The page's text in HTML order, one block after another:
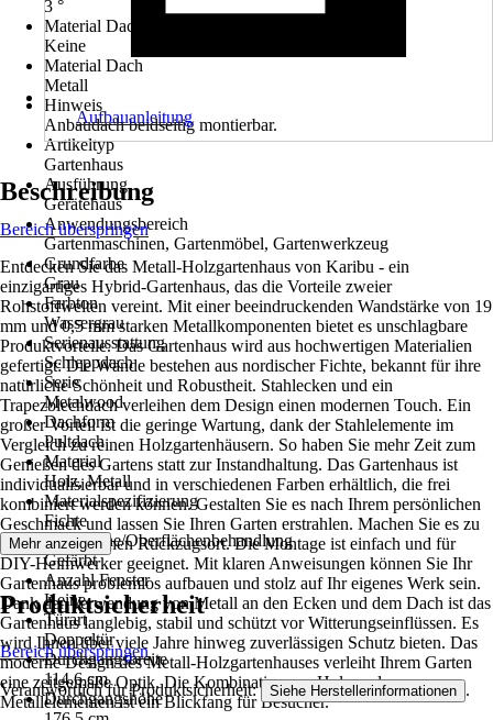
3 °
Material Dacheindeckung
Keine
Material Dach
Metall
Hinweis
Anbaudach beidseitig montierbar.
Artikeltyp
Gartenhaus
Ausführung
Gerätehaus
Anwendungsbereich
Gartenmaschinen, Gartenmöbel, Gartenwerkzeug
Grundfarbe
Grau
Farbton
Wassergrau
Serienausstattung
Schleppdach
Serie
Metalwood
Dachform
Pultdach
Material
Holz, Metall
Materialspezifizierung
Fichte
Oberfläche/Oberflächenbehandlung
Gefärbt
Anzahl Fenster
Keine
Türart
Doppeltür
Durchgangsbreite
114,6 cm
Durchgangshöhe
Aufbauanleitung
Beschreibung
Bereich überspringen
Entdecken Sie das Metall-Holzgartenhaus von Karibu - ein
einzigartiges Hybrid-Gartenhaus, das die Vorteile zweier
Rohstoffwelten vereint. Mit einer beeindruckenden Wandstärke von 19
mm und 0,5 mm starken Metallkomponenten bietet es unschlagbare
Produktvorteile. Das Gartenhaus wird aus hochwertigen Materialien
gefertigt: Die Wände bestehen aus nordischer Fichte, bekannt für ihre
natürliche Schönheit und Robustheit. Stahlecken und ein
Trapezblechdach verleihen dem Design einen modernen Touch. Ein
großer Vorteil ist die geringe Wartung, dank der Stahlelemente im
Vergleich zu reinen Holzgartenhäusern. So haben Sie mehr Zeit zum
Genießen des Gartens statt zur Instandhaltung. Das Gartenhaus ist
individualisierbar und in verschiedenen Farben erhältlich, die frei
kombiniert werden können. Gestalten Sie es nach Ihrem persönlichen
Geschmack und lassen Sie Ihren Garten erstrahlen. Machen Sie es zu
Ihrem persönlichen Rückzugsort. Die Montage ist einfach und für
DIY-Heimwerker geeignet. Mit klaren Anweisungen können Sie Ihr
Gartenhaus problemlos aufbauen und stolz auf Ihr eigenes Werk sein.
Dank der Verwendung von Metall an den Ecken und dem Dach ist das
Gartenhaus langlebig, stabil und schützt vor Witterungseinflüssen. Es
wird Ihnen über viele Jahre hinweg zuverlässigen Schutz bieten. Das
moderne Design des Metall-Holzgartenhauses verleiht Ihrem Garten
eine zeitgemäße Optik. Die Kombination aus Holz und
Metallelementen ist ein Blickfang für Besucher.
Mehr anzeigen
Produktsicherheit
Bereich überspringen
Verantwortlich für Produktsicherheit: Siehe Herstellerinformationen .